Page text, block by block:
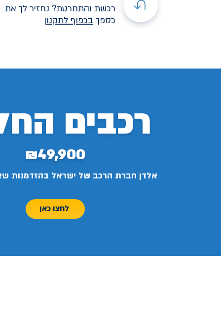
רכשת והתחרטת? נחזיר לך את
כספך בכפוף לתקנון
רכבים
₪49,900
אלדן חברת הרכב של ישראל בהזדמנות
לחצו כאן